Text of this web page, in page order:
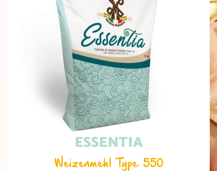
ESSENTIA
Weizenmehl Type 550